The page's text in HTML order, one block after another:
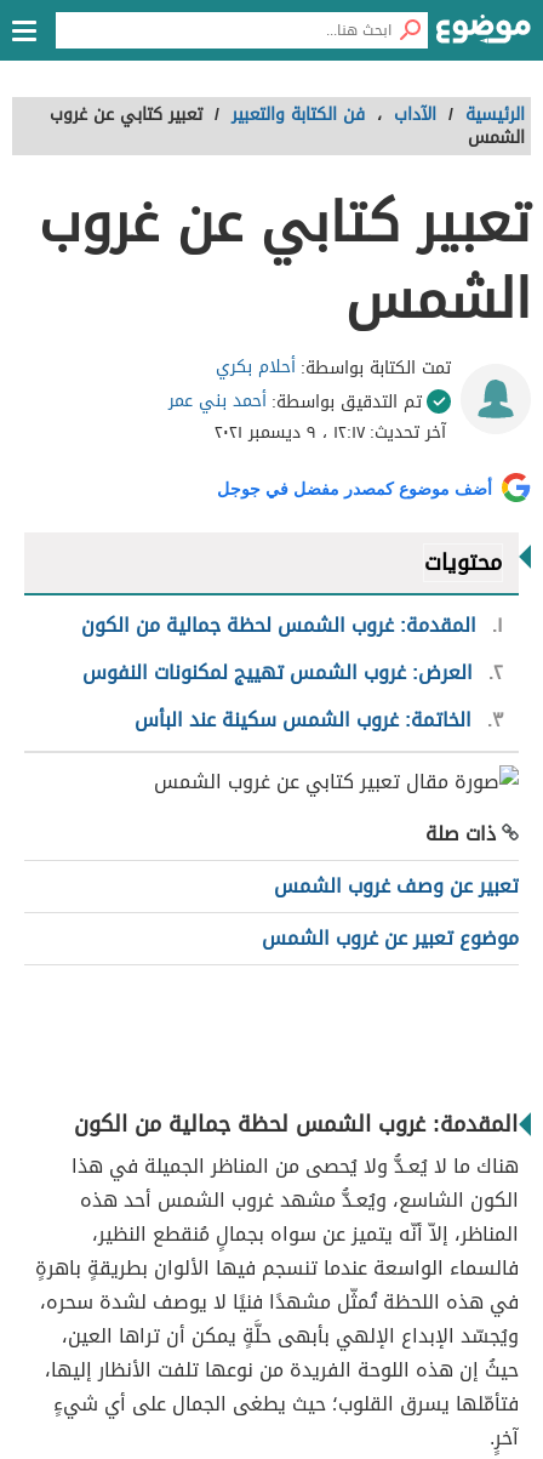
الرئيسية / الآداب ، فن الكتابة والتعبير / تعبير كتابي عن غروب
الشمس
تعبير كتابي عن غروب
الشمس
تمت الكتابة بواسطة:أحلام بكري
تم التدقيق بواسطة:أحمد بني عمر
آخر تحديث:١٢:١٧ ، ٩ ديسمبر ٢٠٢١
أضف موضوع كمصدر مفضل في جوجل
محتويات
١
المقدمة: غروب الشمس لحظة جمالية من الكون
٢ العرض: غروب الشمس تهييج لمكنونات النفوس
٣
الخاتمة: غروب الشمس سكينة عند البأس
ذات صلة
تعبير عن وصف غروب الشمس
موضوع تعبير عن غروب الشمس
المقدمة: غروب الشمس لحظة جمالية من الكون
هناك ما لا يُعـدُّ ولا يُحصى من المناظر الجميلة في هذا
الكون الشاسع، ويُعـدُّ مشهد غروب الشمس أحد هذه
المناظر، إلاّ أنّه يتميز عن سواه بجمالٍ مُنقطع النظير،
فالسماء الواسعة عندما تنسجم فيها الألوان بطريقةٍ باهرةٍ
في هذه اللحظة تُمثّل مشهدًا فنيًا لا يوصف لشدة سحره،
ويُجسّد الإبداع الإلهي بأبهى حلَّةٍ يمكن أن تراها العين،
حيثُ إن هذه اللوحة الفريدة من نوعها تلفت الأنظار إليها،
فتأمّلها يسرق القلوب؛ حيث يطغى الجمال على أي شيءٍ
آخرٍ.